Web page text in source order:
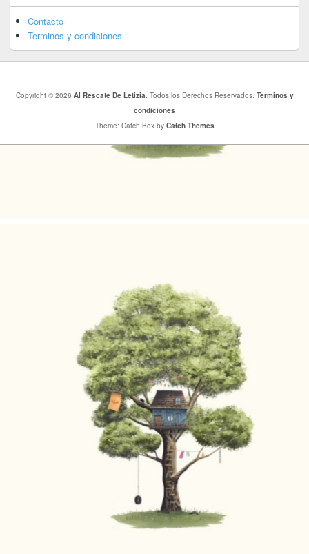
Contacto
Terminos y condiciones
Copyright © 2026 Al Rescate De Letizia. Todos los Derechos Reservados. Terminos y
condiciones
Theme: Catch Box by Catch Themes